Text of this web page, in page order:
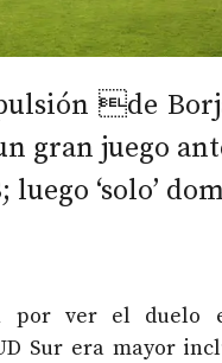
de
gran juego
‘solo’
por ver el duelo
Sur era mayor